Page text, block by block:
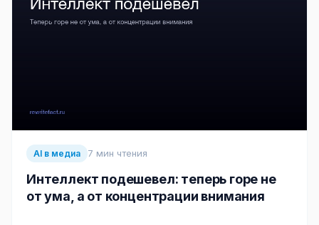
AI в медиа 7 мин чтения
Интеллект подешевел: теперь горе не
от ума, а от концентрации внимания